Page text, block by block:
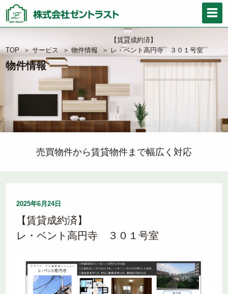
TOP ＞ サービス ＞ 物件情報 ＞
【賃貸成約済】
レ・ベント高円寺 ３０１号室
物件情報
売買物件から賃貸物件まで幅広く対応
2025年6月24日
【賃貸成約済】
レ・ベント高円寺 ３０１号室